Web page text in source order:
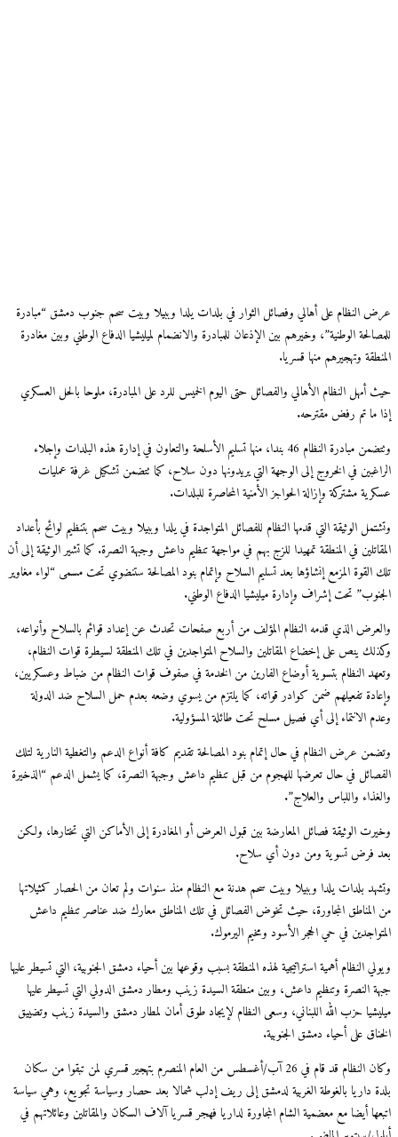
عرض النظام على أهالي وفصائل الثوار في بلدات يلدا وببيلا وبيت سحم جنوب دمشق “مبادرة
للمصالحة الوطنية”، وخيرهم بين الإذعان للمبادرة والانضمام لميليشيا الدفاع الوطني وبين مغادرة
المنطقة وتهجيرهم منها قسريا.
حيث أمهل النظام الأهالي والفصائل حتى اليوم الخميس للرد على المبادرة، ملوحا بالحل العسكري
إذا ما تم رفض مقترحه.
وتتضمن مبادرة النظام 46 بندا، منها تسليم الأسلحة والتعاون في إدارة هذه البلدات وإجلاء
الراغبين في الخروج إلى الوجهة التي يريدونها دون سلاح، كما تتضمن تشكيل غرفة عمليات
عسكرية مشتركة وإزالة الحواجز الأمنية المحاصرة للبلدات.
وتشتمل الوثيقة التي قدمها النظام للفصائل المتواجدة في يلدا وببيلا وبيت سحم بتنظيم لوائح بأعداد
المقاتلين في المنطقة تمهيدا للزج بهم في مواجهة تنظيم داعش وجبهة النصرة. كما تشير الوثيقة إلى أن
تلك القوة المزمع إنشاؤها بعد تسليم السلاح وإتمام بنود المصالحة ستنضوي تحت مسمى “لواء مغاوير
الجنوب” تحت إشراف وإدارة ميليشيا الدفاع الوطني.
والعرض الذي قدمه النظام المؤلف من أربع صفحات تحدث عن إعداد قوائم بالسلاح وأنواعه،
وكذلك ينص على إخضاع المقاتلين والسلاح المتواجدين في تلك المنطقة لسيطرة قوات النظام،
وتعهد النظام بتسوية أوضاع الفارين من الخدمة في صفوف قوات النظام من ضباط وعسكريين،
وإعادة تفعيلهم ضمن كوادر قواته، كما يلتزم من يسوي وضعه بعدم حمل السلاح ضد الدولة
وعدم الانتماء إلى أي فصيل مسلح تحت طائلة المسؤولية.
وتضمن عرض النظام في حال إتمام بنود المصالحة تقديم كافة أنواع الدعم والتغطية النارية لتلك
الفصائل في حال تعرضها للهجوم من قبل تنظيم داعش وجبهة النصرة، كما يشمل الدعم “الذخيرة
والغذاء واللباس والعلاج”.
وخيرت الوثيقة فصائل المعارضة بين قبول العرض أو المغادرة إلى الأماكن التي تختارها، ولكن
بعد فرض تسوية ومن دون أي سلاح.
وتشهد بلدات يلدا وببيلا وبيت سحم هدنة مع النظام منذ سنوات ولم تعان من الحصار كمثيلاتها
من المناطق المجاورة، حيث تخوض الفصائل في تلك المناطق معارك ضد عناصر تنظيم داعش
المتواجدين في حي الحجر الأسود ومخيم اليرموك.
ويولي النظام أهمية استراتيجية لهذه المنطقة بسبب وقوعها بين أحياء دمشق الجنوبية، التي تسيطر عليها
جبهة النصرة وتنظيم داعش، وبين منطقة السيدة زينب ومطار دمشق الدولي التي تسيطر عليها
ميليشيا حزب الله اللبناني، وسعى النظام لإيجاد طوق أمان لمطار دمشق والسيدة زينب وتضييق
الخناق على أحياء دمشق الجنوبية.
وكان النظام قد قام في 26 آب/أغسطس من العام المنصرم بتهجير قسري لمن تبقوا من سكان
بلدة داريا بالغوطة الغربية لدمشق إلى ريف إدلب شمالا بعد حصار وسياسة تجويع، وهي سياسة
اتبعها أيضا مع معضمية الشام المجاورة لداريا فهجر قسريا آلاف السكان والمقاتلين وعائلاتهم في